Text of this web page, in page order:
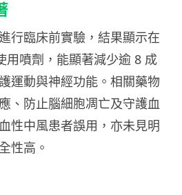
行臨床前實驗，結果顯示在
用噴劑，能顯著減少逾 8 成
運動與神經功能。相關藥物
、防止腦細胞凋亡及守護血
性中風患者誤用，亦未見明
性高。